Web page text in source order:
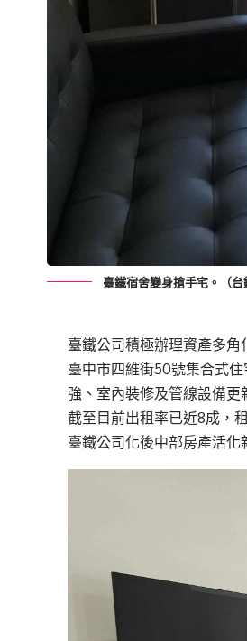
臺鐵宿舍變身搶手宅。（台
臺鐵公司積極辦理資產多角
臺中市四維街50號集合式
強、室內裝修及管線設備更
截至目前出租率已近8成，
臺鐵公司化後中部房產活化